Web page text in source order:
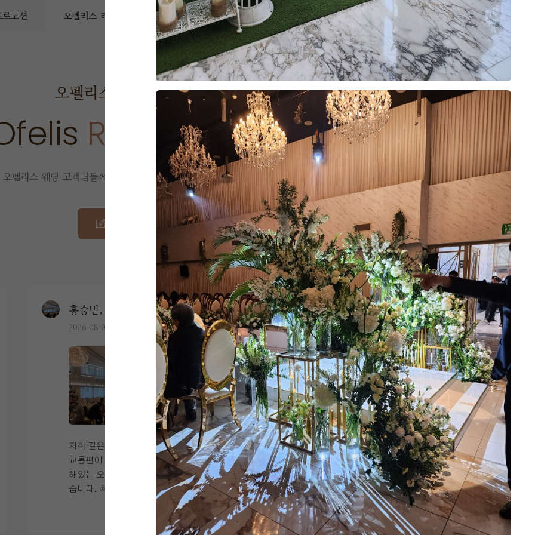
모션 오펠리스 리얼후기 오펠리스 소식 예비부부코칭
오펠리스 웨딩 리얼 후기
Real Review
오펠리스 웨딩 고객님들께서 직접 작성해주신 소중한 후기입니다.
리얼 후기 쓰기
홍승범, 연지윤
2026-08-03 34명 읽음
0
+6
저희 같은 경우에는 지방 하객 분들이 많아
교통편이 중요한지라 서울역 주변에 위치
해있는 오펠리스 웨딩홀을 찾아가게 되었
습니다. 처음 찾아갔을 때 식장이 20층이
라고 해서 올라오는데 힘들면 어떡하나 라
는 걱정도 있었는데 신식 전용 엘레베이터
가 따로 있었고 속도도 빨라서 그 부분에
주원국, 임다미
2026-08-03 28명 읽음
0
+6
서울에서 교통이 편리한 예식장을 찾는 것
이 가장 중요한 조건이었습니다. 저희뿐만
아니라 지방에서 오시는 하객분들도 많은
편이라 KTX나 대중교통으로 이동하기 편
한 위치를 우선적으로 고려했는데, 오펠리
스는 접근성이 정말 뛰어나 만족스러웠습
니다. 주차도 300대 이상 가능하고 이용
더 보기